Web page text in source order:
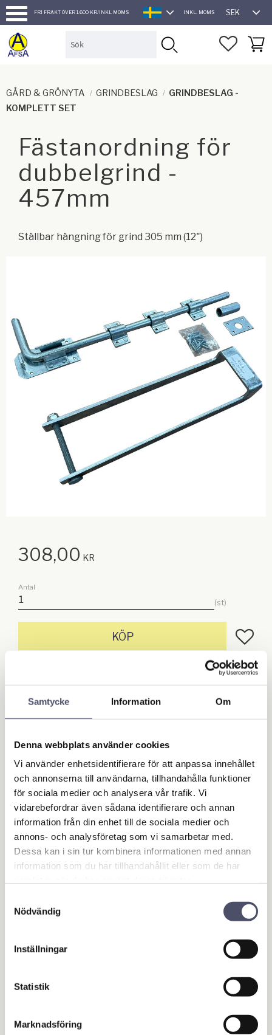
Samtycke Information Om
Denna webbplats använder cookies
Vi använder enhetsidentifierare för att anpassa innehållet
och annonserna till användarna, tillhandahålla funktioner
för sociala medier och analysera vår trafik. Vi
vidarebefordrar även sådana identifierare och annan
information från din enhet till de sociala medier och
annons- och analysföretag som vi samarbetar med.
Dessa kan i sin tur kombinera informationen med annan
information som du har tillhandahållit eller som de har
Nödvändig
Inställningar
Statistik
Marknadsföring
Meny
FRI FRAKT ÖVER 1.600 KR/INKL MOMS
SVENSKA
INKL. MOMS SEK
GÅRD & GRÖNYTA GRINDBESLAG
GRINDBESLAG -
KOMPLETT SET
Fästanordning för
dubbelgrind -
457mm
Ställbar hängning för grind 305 mm (12")
308,00 KR
Antal
st
KÖP Lägg
Beställningsvara
Artikelnr
4284
Ge ett omdöme!
Setet innehåller:
1 st Skjutregel / Grindstopp 457 mm (18”)
1 st Överfallsregel
För bredd 76mm
Ytbehandling: Galvaniserad
Omdömen